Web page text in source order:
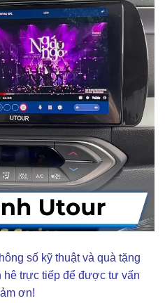
số kỹ thuật và quà tặng
hê trực tiếp để được tư vấn
ơn!